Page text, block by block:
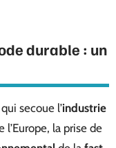
durable : un
secoue l’industrie
l’Europe, la prise de